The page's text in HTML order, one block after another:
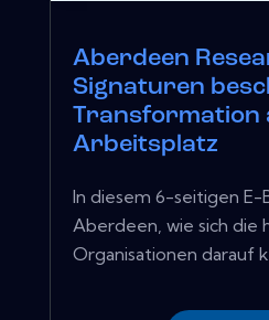
Aberdeen
Signaturen
Transformation
Arbeitsplatz
In diesem 6-seitigen
Aberdeen, wie sich die
Organisationen darauf